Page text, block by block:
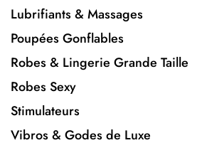
Lubrifiants & Massages
Poupées Gonflables
Robes & Lingerie Grande Taille
Robes Sexy
Stimulateurs
Vibros & Godes de Luxe